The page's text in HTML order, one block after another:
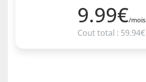
9.99€/mois
Cout total : 59.94€